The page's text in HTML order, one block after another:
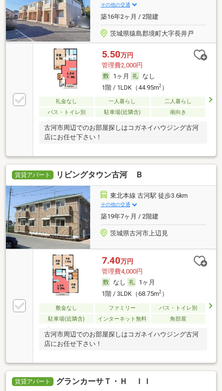
その他の交通
築16年2ヶ月 / 2階建
茨城県猿島郡境町大字長井戸
5.50万円
管理費2,000円
1ヶ月
なし
1階 / 1LDK（44.95m2）
礼金なし 一人暮らし
二人暮らし
バス・トイレ別
駐車場(近隣含) 南向き
古河市周辺でのお部屋探しはコガネイハウジング古河
店にお任せ下さい！
賃貸アパート リビングタウン古河 Ｂ
東北本線 古河駅 徒歩3.6km
その他の交通
築19年7ヶ月 / 2階建
茨城県古河市上辺見
7.40万円
管理費4,000円
なし
1ヶ月
1階 / 3LDK（68.75m2）
敷金なし ファミリー
バス・トイレ別
駐車場(近隣含)
インターネット無料 角部屋
古河市周辺でのお部屋探しはコガネイハウジング古河
店にお任せ下さい！
賃貸アパート グランカーサＴ・Ｈ ＩＩ